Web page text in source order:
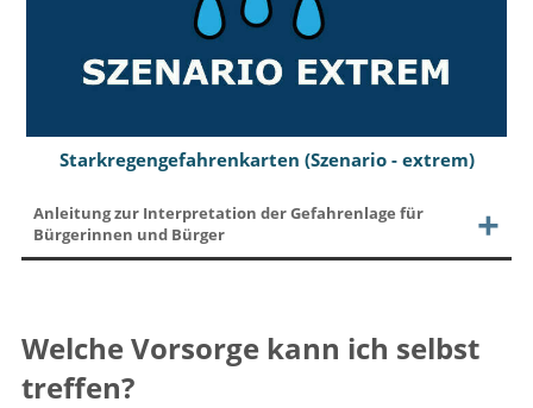
Starkregengefahrenkarten (Szenario - extrem)
Anleitung zur Interpretation der Gefahrenlage für
Bürgerinnen und Bürger
Welche Vorsorge kann ich selbst
treffen?